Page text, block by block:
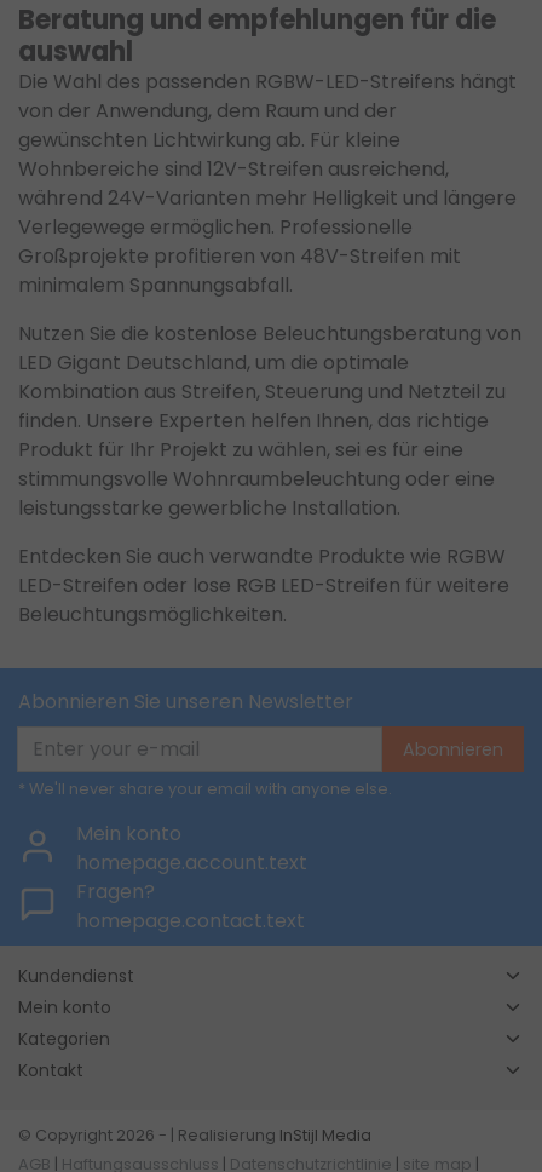
Beratung und empfehlungen für die
auswahl
Die Wahl des passenden RGBW-LED-Streifens hängt
von der Anwendung, dem Raum und der
gewünschten Lichtwirkung ab. Für kleine
Wohnbereiche sind 12V-Streifen ausreichend,
während 24V-Varianten mehr Helligkeit und längere
Verlegewege ermöglichen. Professionelle
Großprojekte profitieren von 48V-Streifen mit
minimalem Spannungsabfall.
Nutzen Sie die kostenlose Beleuchtungsberatung von
LED Gigant Deutschland, um die optimale
Kombination aus Streifen, Steuerung und Netzteil zu
finden. Unsere Experten helfen Ihnen, das richtige
Produkt für Ihr Projekt zu wählen, sei es für eine
stimmungsvolle Wohnraumbeleuchtung oder eine
leistungsstarke gewerbliche Installation.
Entdecken Sie auch verwandte Produkte wie RGBW
LED-Streifen oder lose RGB LED-Streifen für weitere
Beleuchtungsmöglichkeiten.
Abonnieren Sie unseren Newsletter
Abonnieren
* We'll never share your email with anyone else.
Mein konto
homepage.account.text
Fragen?
homepage.contact.text
Kundendienst
Mein konto
Kategorien
Kontakt
© Copyright 2026 - | Realisierung InStijl Media
AGB
Haftungsausschluss Datenschutzrichtlinie site map